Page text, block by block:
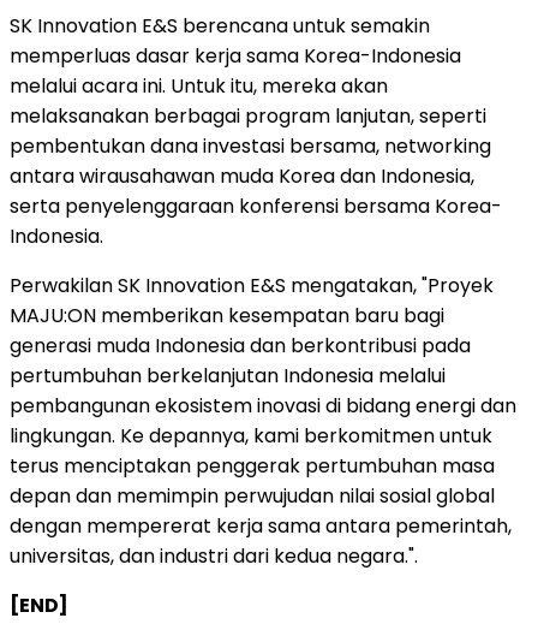
SK Innovation E&S berencana untuk semakin
memperluas dasar kerja sama Korea-Indonesia
melalui acara ini. Untuk itu, mereka akan
melaksanakan berbagai program lanjutan, seperti
pembentukan dana investasi bersama, networking
antara wirausahawan muda Korea dan Indonesia,
serta penyelenggaraan konferensi bersama Korea-
Indonesia.
Perwakilan SK Innovation E&S mengatakan, "Proyek
MAJU:ON memberikan kesempatan baru bagi
generasi muda Indonesia dan berkontribusi pada
pertumbuhan berkelanjutan Indonesia melalui
pembangunan ekosistem inovasi di bidang energi dan
lingkungan. Ke depannya, kami berkomitmen untuk
terus menciptakan penggerak pertumbuhan masa
depan dan memimpin perwujudan nilai sosial global
dengan mempererat kerja sama antara pemerintah,
universitas, dan industri dari kedua negara.".
[END]